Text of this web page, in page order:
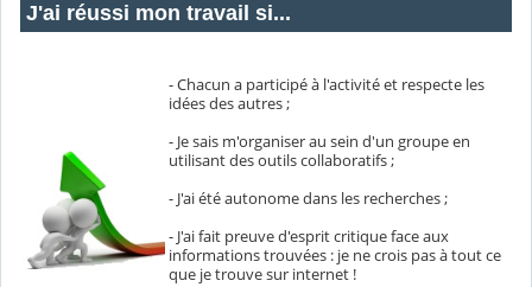
J'ai réussi mon travail si...
- Chacun a participé à l'activité et respecte les
idées des autres ;
- Je sais m'organiser au sein d'un groupe en
utilisant des outils collaboratifs ;
- J'ai été autonome dans les recherches ;
- J'ai fait preuve d'esprit critique face aux
informations trouvées : je ne crois pas à tout ce
que je trouve sur internet !